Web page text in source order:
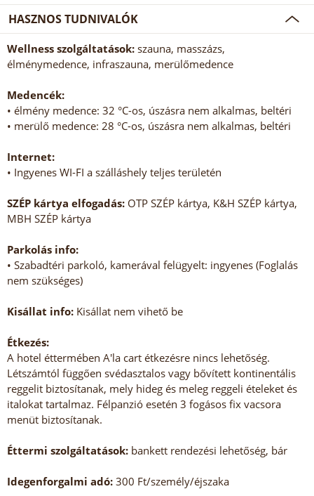
HASZNOS TUDNIVALÓK
Wellness szolgáltatások: szauna, masszázs,
élménymedence, infraszauna, merülőmedence
Medencék:
• élmény medence: 32 °C-os, úszásra nem alkalmas, beltéri
• merülő medence: 28 °C-os, úszásra nem alkalmas, beltéri
Internet:
• Ingyenes WI-FI a szálláshely teljes területén
SZÉP kártya elfogadás: OTP SZÉP kártya, K&H SZÉP kártya,
MBH SZÉP kártya
Parkolás info:
• Szabadtéri parkoló, kamerával felügyelt: ingyenes (Foglalás
nem szükséges)
Kisállat info: Kisállat nem vihető be
Étkezés:
A hotel éttermében A'la cart étkezésre nincs lehetőség.
Létszámtól függően svédasztalos vagy bővített kontinentális
reggelit biztosítanak, mely hideg és meleg reggeli ételeket és
italokat tartalmaz. Félpanzió esetén 3 fogásos fix vacsora
menüt biztosítanak.
Éttermi szolgáltatások: bankett rendezési lehetőség, bár
Idegenforgalmi adó: 300 Ft/személy/éjszaka